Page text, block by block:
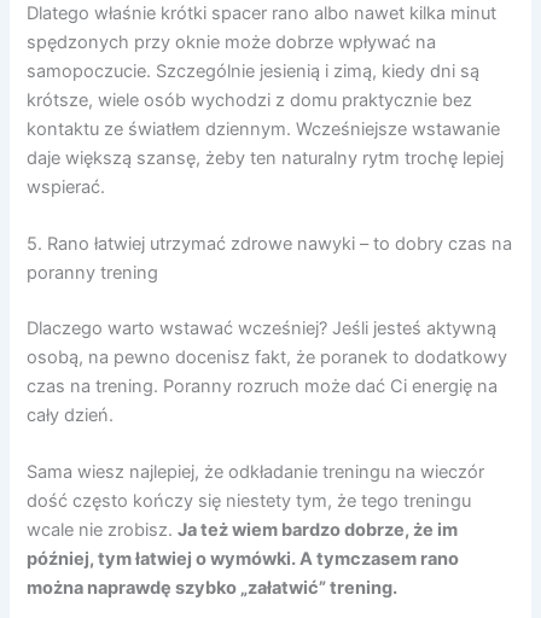
Dlatego właśnie krótki spacer rano albo nawet kilka minut
spędzonych przy oknie może dobrze wpływać na
samopoczucie. Szczególnie jesienią i zimą, kiedy dni są
krótsze, wiele osób wychodzi z domu praktycznie bez
kontaktu ze światłem dziennym. Wcześniejsze wstawanie
daje większą szansę, żeby ten naturalny rytm trochę lepiej
wspierać.
5. Rano łatwiej utrzymać zdrowe nawyki – to dobry czas na
poranny trening
Dlaczego warto wstawać wcześniej? Jeśli jesteś aktywną
osobą, na pewno docenisz fakt, że poranek to dodatkowy
czas na trening. Poranny rozruch może dać Ci energię na
cały dzień.
Sama wiesz najlepiej, że odkładanie treningu na wieczór
dość często kończy się niestety tym, że tego treningu
wcale nie zrobisz.Ja teżwiem bardzo dobrze, że im
później, tym łatwiej o wymówki. A tymczasem rano
można naprawdę szybko „załatwić” trening.